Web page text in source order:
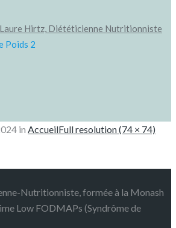
Hirtz, Diététicienne Nutritionniste
Poids 2
in AccueilFull resolution (74 × 74)
Nutritionniste, formée à la Monash
Low FODMAPs (Syndrôme de